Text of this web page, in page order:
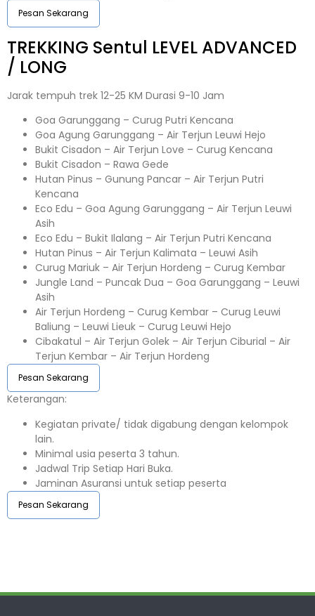
Pesan Sekarang
TREKKING Sentul LEVEL ADVANCED
/ LONG
Jarak tempuh trek 12-25 KM Durasi 9-10 Jam
Goa Garunggang – Curug Putri Kencana
Goa Agung Garunggang – Air Terjun Leuwi Hejo
Bukit Cisadon – Air Terjun Love – Curug Kencana
Bukit Cisadon – Rawa Gede
Hutan Pinus – Gunung Pancar – Air Terjun Putri
Kencana
Eco Edu – Goa Agung Garunggang – Air Terjun Leuwi
Asih
Eco Edu – Bukit Ilalang – Air Terjun Putri Kencana
Hutan Pinus – Air Terjun Kalimata – Leuwi Asih
Curug Mariuk – Air Terjun Hordeng – Curug Kembar
Jungle Land – Puncak Dua – Goa Garunggang – Leuwi
Asih
Air Terjun Hordeng – Curug Kembar – Curug Leuwi
Baliung – Leuwi Lieuk – Curug Leuwi Hejo
Cibakatul – Air Terjun Golek – Air Terjun Ciburial – Air
Terjun Kembar – Air Terjun Hordeng
Pesan Sekarang
Keterangan:⁣⁣
Kegiatan private/ tidak digabung dengan kelompok
lain.
Minimal usia peserta 3 tahun.⁣⁣
Jadwal Trip Setiap Hari Buka.⁣⁣
Jaminan Asuransi untuk setiap peserta ⁣⁣
Pesan Sekarang